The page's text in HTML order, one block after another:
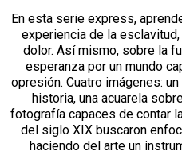
En esta serie express,
experiencia de la
dolor. Así mismo, sobre la
esperanza por un mundo
opresión. Cuatro imágenes:
historia, una acuarela
fotografía capaces de contar
del siglo XIX buscaron
haciendo del arte un